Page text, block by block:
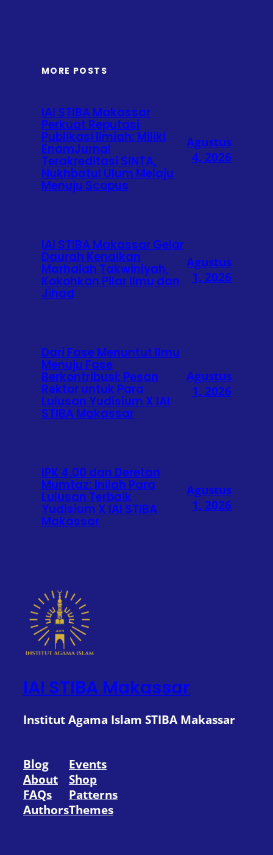
MORE POSTS
IAI STIBA Makassar
Perkuat Reputasi
Publikasi Ilmiah: Miliki
EnamJurnal
Terakreditasi SINTA,
Nukhbatul Ulum Melaju
Menuju Scopus
Agustus
4, 2026
IAI STIBA Makassar Gelar
Daurah Kenaikan
Marhalah Takwiniyah,
Kokohkan Pilar Ilmu dan
Jihad
Agustus
1, 2026
Dari Fase Menuntut Ilmu
Menuju Fase
Berkontribusi: Pesan
Rektor untuk Para
Lulusan Yudisium X IAI
STIBA Makassar
Agustus
1, 2026
IPK 4,00 dan Deretan
Mumtaz: Inilah Para
Lulusan Terbaik
Yudisium X IAI STIBA
Makassar
Agustus
1, 2026
IAI STIBA Makassar
Institut Agama Islam STIBA Makassar
Blog
About
FAQs
Authors
Events
Shop
Patterns
Themes